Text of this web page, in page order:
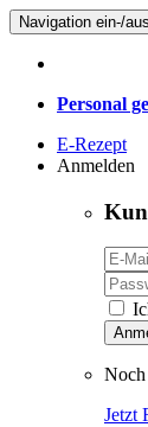
Navigation ein-/
Personal
E-Rezept
Anmelden
Jetzt